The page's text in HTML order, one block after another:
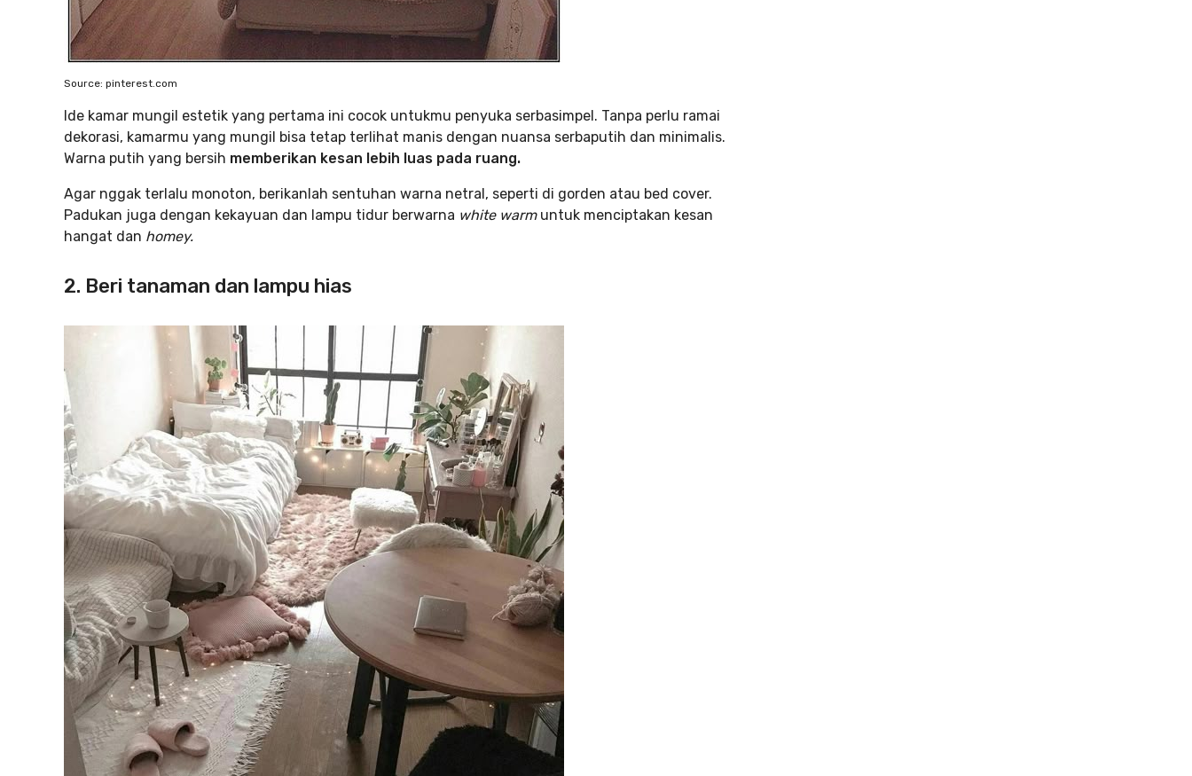
Source: pinterest.com
Ide kamar mungil estetik yang pertama ini cocok untukmu penyuka serbasimpel. Tanpa perlu ramai
dekorasi, kamarmu yang mungil bisa tetap terlihat manis dengan nuansa serbaputih dan minimalis.
Warna putih yang bersih memberikan kesan lebih luas pada ruang.
Agar nggak terlalu monoton, berikanlah sentuhan warna netral, seperti di gorden atau bed cover.
Padukan juga dengan kekayuan dan lampu tidur berwarna white warm untuk menciptakan kesan
hangat dan homey.
2. Beri tanaman dan lampu hias